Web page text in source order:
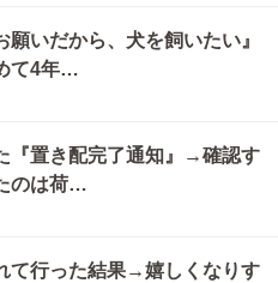
願いだから、犬を飼いたい』
て4年…
『置き配完了通知』→確認す
のは荷…
て行った結果→嬉しくなりす